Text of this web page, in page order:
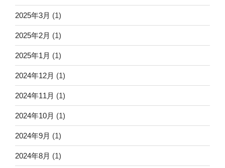
2025年3月 (1)
2025年2月 (1)
2025年1月 (1)
2024年12月 (1)
2024年11月 (1)
2024年10月 (1)
2024年9月 (1)
2024年8月 (1)